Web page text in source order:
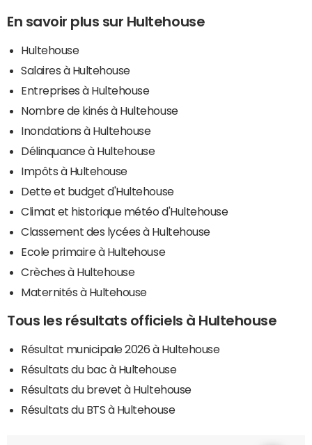
En savoir plus sur Hultehouse
Hultehouse
Salaires à Hultehouse
Entreprises à Hultehouse
Nombre de kinés à Hultehouse
Inondations à Hultehouse
Délinquance à Hultehouse
Impôts à Hultehouse
Dette et budget d'Hultehouse
Climat et historique météo d'Hultehouse
Classement des lycées à Hultehouse
Ecole primaire à Hultehouse
Crèches à Hultehouse
Maternités à Hultehouse
Tous les résultats officiels à Hultehouse
Résultat municipale 2026 à Hultehouse
Résultats du bac à Hultehouse
Résultats du brevet à Hultehouse
Résultats du BTS à Hultehouse